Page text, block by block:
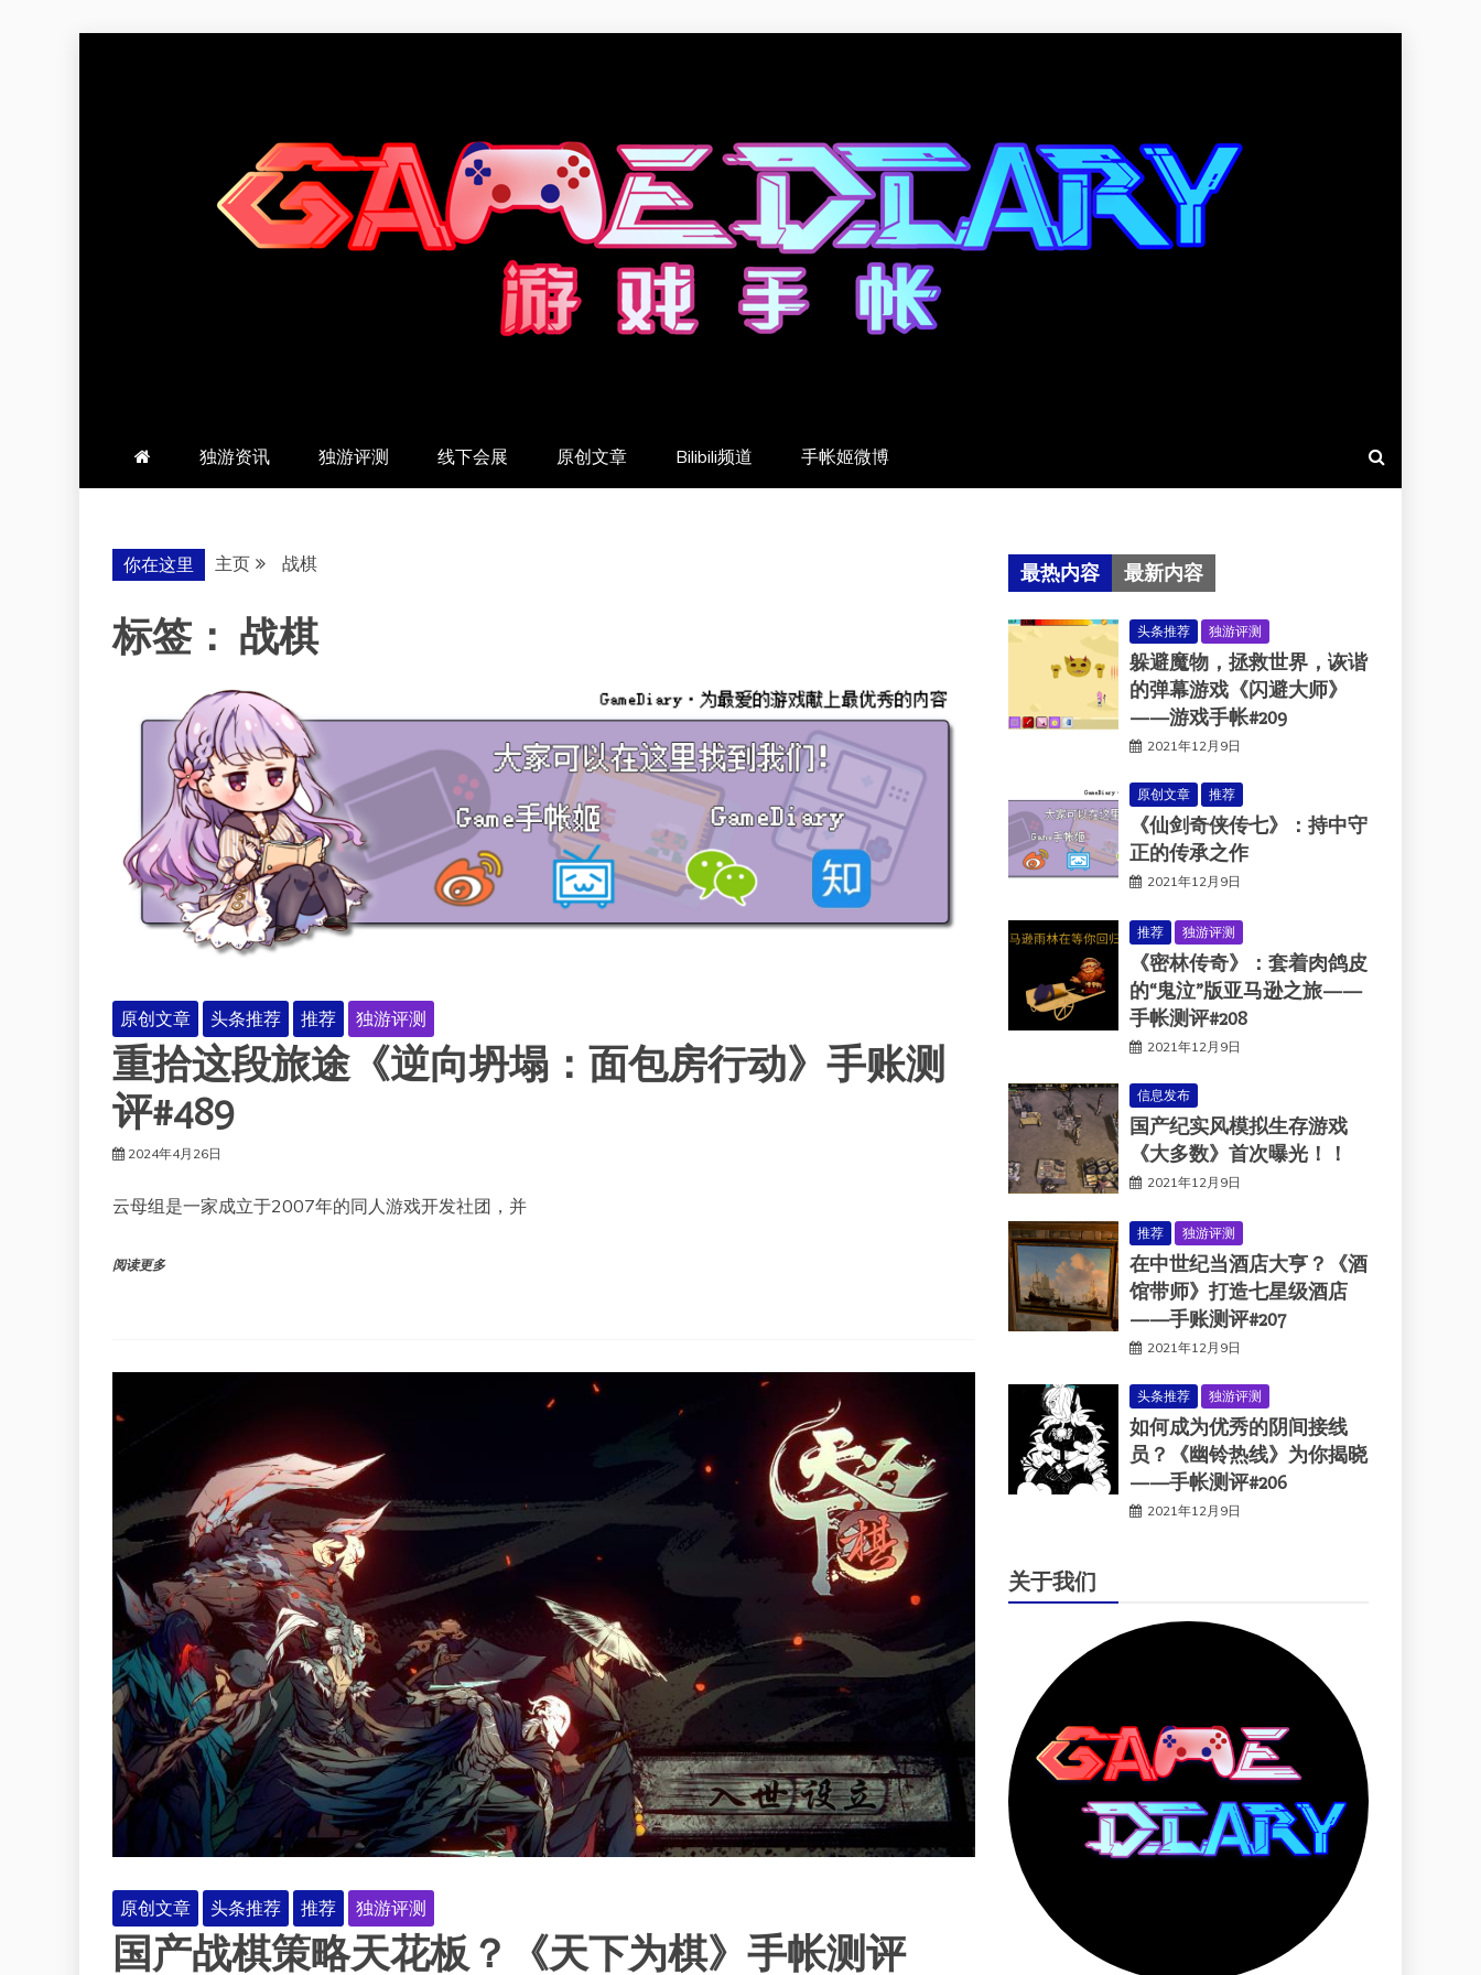
羽风手帐姬
独游资讯 独游评测 线下会展 原创文章 Bilibili频道 手帐姬微博
你在这里 主页 战棋
标签： 战棋
原创文章 头条推荐 推荐 独游评测
重拾这段旅途《逆向坍塌：面包房行动》手账测
评#489
2024年4月26日
云母组是一家成立于2007年的同人游戏开发社团，并
阅读更多
原创文章 头条推荐 推荐 独游评测
国产战棋策略天花板？《天下为棋》手帐测评
最热内容 最新内容
头条推荐 独游评测
躲避魔物，拯救世界，诙谐
的弹幕游戏《闪避大师》
——游戏手帐#209
2021年12月9日
原创文章 推荐
《仙剑奇侠传七》：持中守
正的传承之作
2021年12月9日
推荐 独游评测
《密林传奇》：套着肉鸽皮
的“鬼泣”版亚马逊之旅——
手帐测评#208
2021年12月9日
信息发布
国产纪实风模拟生存游戏
《大多数》首次曝光！！
2021年12月9日
推荐 独游评测
在中世纪当酒店大亨？《酒
馆带师》打造七星级酒店
——手账测评#207
2021年12月9日
头条推荐 独游评测
如何成为优秀的阴间接线
员？《幽铃热线》为你揭晓
——手帐测评#206
2021年12月9日
关于我们